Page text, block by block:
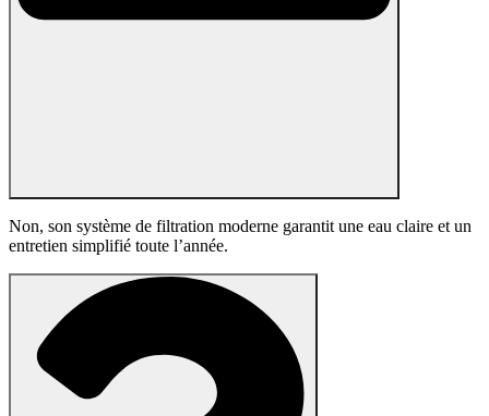
Non, son système de filtration moderne garantit une eau claire et un
entretien simplifié toute l’année.